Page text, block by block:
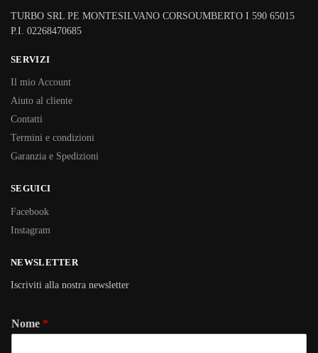
TURBO SRL PE MONTESILVANO CORSOUMBERTO I 590 65015
P.I. 02268470685
SERVIZI
Il mio Account
Aiuto al cliente
Contatti
Termini e condizioni
Garanzia e Spedizioni
SEGUICI
Facebook
Instagram
NEWSLETTER
Iscriviti alla nostra newsletter
Nome *